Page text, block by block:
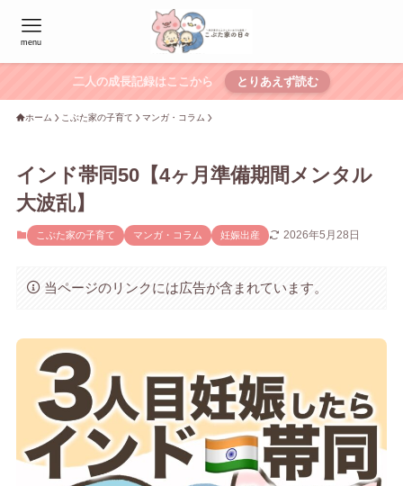
menu
二人の成長記録はここから とりあえず読む
ホーム こぶた家の子育て マンガ・コラム
インド帯同50【4ヶ月準備期間メンタル
大波乱】
こぶた家の子育て マンガ・コラム 妊娠出産 2026年5月28日
当ページのリンクには広告が含まれています。